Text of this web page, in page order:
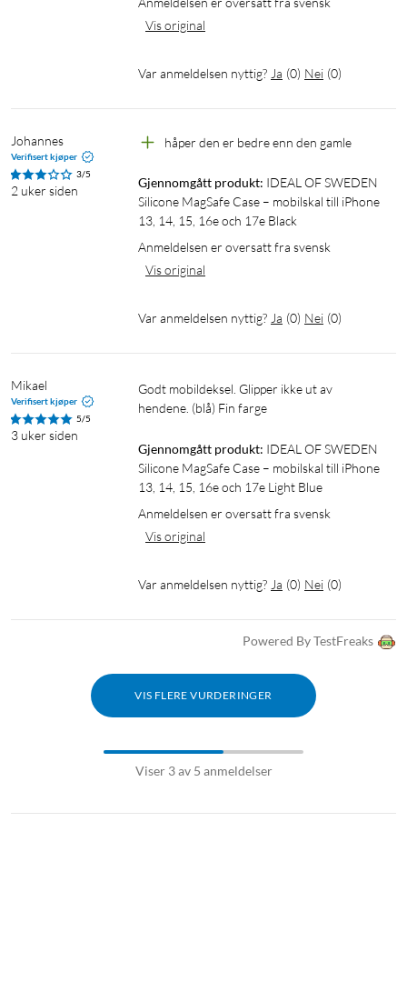
Vis original
Var anmeldelsen nyttig? Ja (0) Nei (0)
Johannes
Verifisert kjøper
3/5
2 uker siden
håper den er bedre enn den gamle
Gjennomgått produkt: IDEAL OF SWEDEN
Silicone MagSafe Case – mobilskal till iPhone
13, 14, 15, 16e och 17e Black
Anmeldelsen er oversatt fra svensk
Vis original
Var anmeldelsen nyttig? Ja (0) Nei (0)
Mikael
Verifisert kjøper
5/5
3 uker siden
Godt mobildeksel. Glipper ikke ut av
hendene. (blå) Fin farge
Gjennomgått produkt: IDEAL OF SWEDEN
Silicone MagSafe Case – mobilskal till iPhone
13, 14, 15, 16e och 17e Light Blue
Anmeldelsen er oversatt fra svensk
Vis original
Var anmeldelsen nyttig? Ja (0) Nei (0)
Powered By TestFreaks
VIS FLERE VURDERINGER
Viser 3 av 5 anmeldelser